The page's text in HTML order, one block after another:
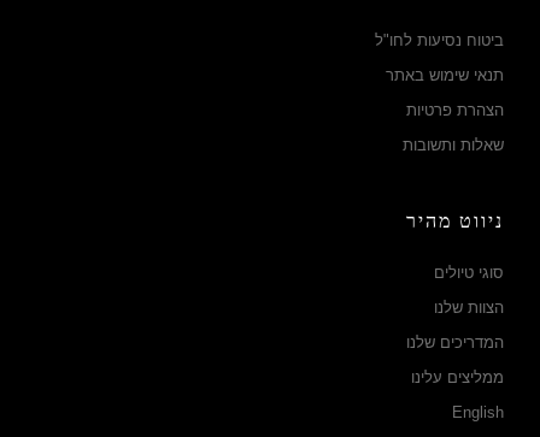
ביטוח נסיעות לחו"ל
תנאי שימוש באתר
הצהרת פרטיות
שאלות ותשובות
ניווט מהיר
סוגי טיולים
הצוות שלנו
המדריכים שלנו
ממליצים עלינו
English